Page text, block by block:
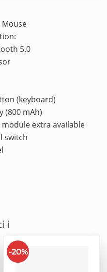
5.0
(keyboard)
(800 mAh)
extra available
switch
i
-20%